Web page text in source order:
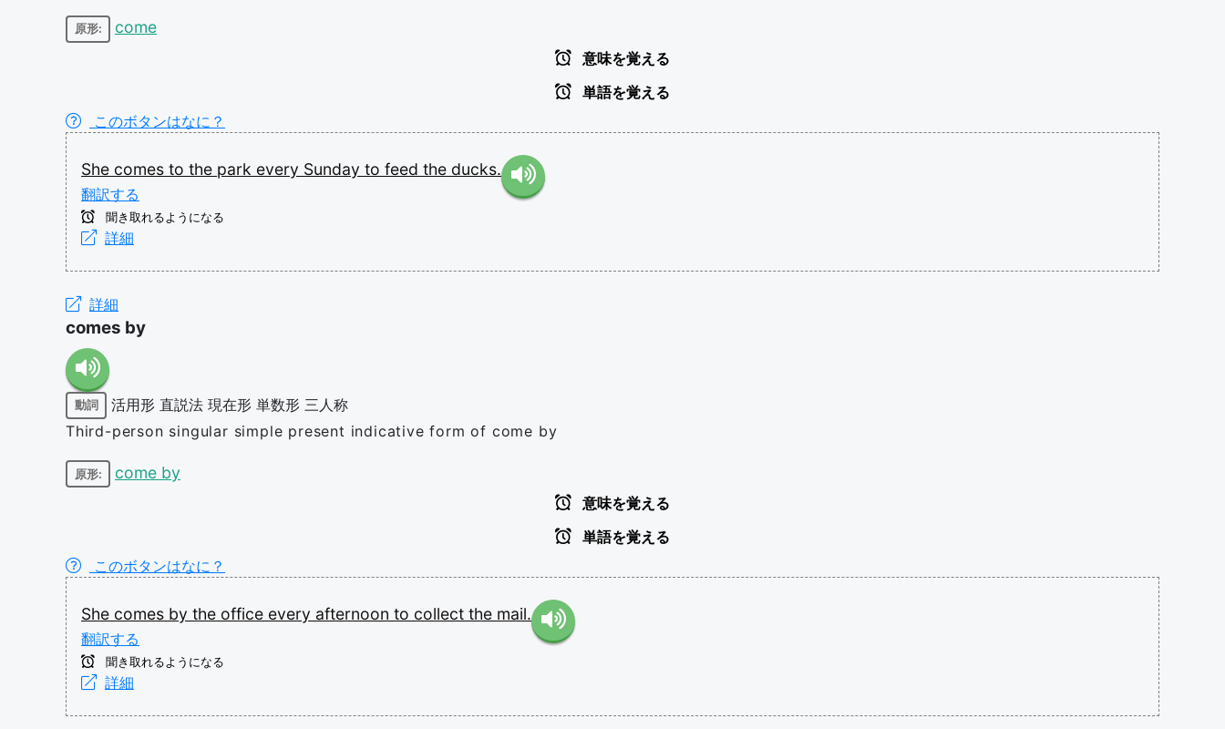
原形: come
意味を覚える
単語を覚える
このボタンはなに？
She comes to the park every Sunday to feed the ducks.
翻訳する
聞き取れるようになる
詳細
詳細
comes by
動詞 活用形 直説法 現在形 単数形 三人称
Third-person singular simple present indicative form of come by
原形: come by
意味を覚える
単語を覚える
このボタンはなに？
She comes by the office every afternoon to collect the mail.
翻訳する
聞き取れるようになる
詳細